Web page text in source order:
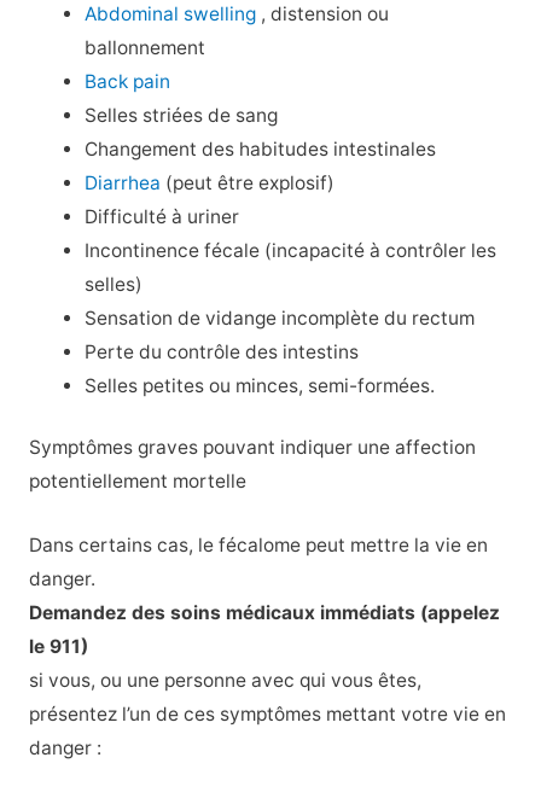
Abdominal swelling , distension ou
ballonnement
Back pain
Selles striées de sang
Changement des habitudes intestinales
Diarrhea (peut être explosif)
Difficulté à uriner
Incontinence fécale (incapacité à contrôler les
selles)
Sensation de vidange incomplète du rectum
Perte du contrôle des intestins
Selles petites ou minces, semi-formées.
Symptômes graves pouvant indiquer une affection
potentiellement mortelle
Dans certains cas, le fécalome peut mettre la vie en
danger.
Demandez des soins médicaux immédiats (appelez
le 911)
si vous, ou une personne avec qui vous êtes,
présentez l’un de ces symptômes mettant votre vie en
danger :